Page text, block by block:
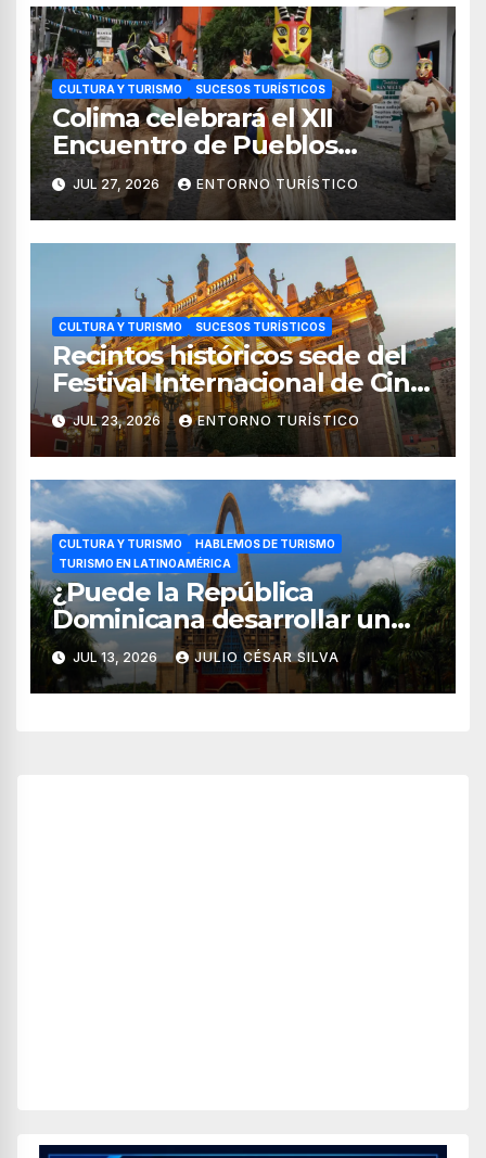
CULTURA Y TURISMO SUCESOS TURÍSTICOS
Colima celebrará el XII
Encuentro de Pueblos
Originarios Tonelhuayo 2026
JUL 27, 2026 ENTORNO TURÍSTICO
CULTURA Y TURISMO SUCESOS TURÍSTICOS
Recintos históricos sede del
Festival Internacional de Cine
Guanajuato 2026
JUL 23, 2026 ENTORNO TURÍSTICO
CULTURA Y TURISMO
HABLEMOS DE TURISMO
TURISMO EN LATINOAMÉRICA
¿Puede la República
Dominicana desarrollar un
modelo de turismo religioso
más allá del sol y playa?
JUL 13, 2026 JULIO CÉSAR SILVA